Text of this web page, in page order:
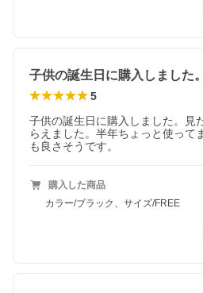
5
子供の誕生日に購入しました。見
らえました。半年ちょっと使って
も良さそうです。
購入した商品
カラー/ブラック、サイズ/FREE